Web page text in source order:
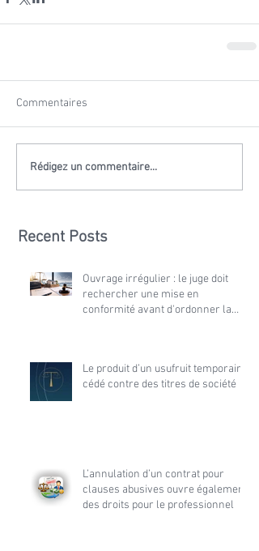
Commentaires
Rédigez un commentaire...
Recent Posts
Ouvrage irrégulier : le juge doit
rechercher une mise en
conformité avant d'ordonner la
Le produit d’un usufruit temporaire
cédé contre des titres de société
L’annulation d’un contrat pour
clauses abusives ouvre également
des droits pour le professionnel